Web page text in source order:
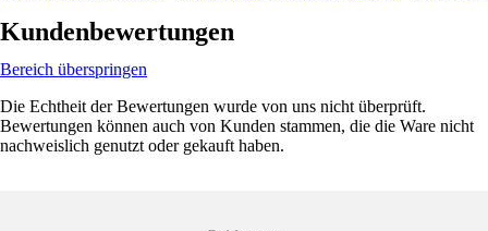
Kundenbewertungen
Bereich überspringen
Die Echtheit der Bewertungen wurde von uns nicht überprüft.
Bewertungen können auch von Kunden stammen, die die Ware nicht
nachweislich genutzt oder gekauft haben.